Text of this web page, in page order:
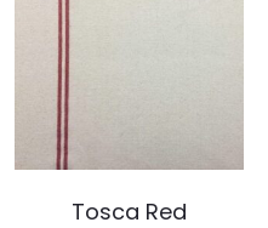
Tosca Red